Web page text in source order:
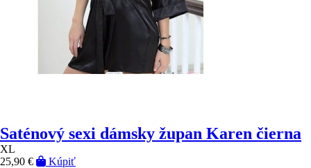
Saténový sexi dámsky župan Karen čierna
XL
25,90 €
Kúpiť